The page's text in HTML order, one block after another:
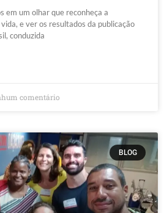
em um olhar que reconheça a
e ver os resultados da publicação
conduzida
comentário
BLOG